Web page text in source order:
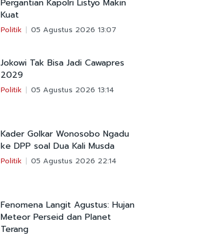
Pergantian Kapolri Listyo Makin
Kuat
Politik 05 Agustus 2026 13:07
Jokowi Tak Bisa Jadi Cawapres
2029
Politik 05 Agustus 2026 13:14
Kader Golkar Wonosobo Ngadu
ke DPP soal Dua Kali Musda
Politik 05 Agustus 2026 22:14
Fenomena Langit Agustus: Hujan
Meteor Perseid dan Planet
Terang